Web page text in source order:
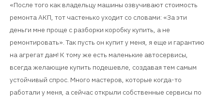
«После того как владельцу машины озвучивают стоимость
ремонта АКП, тот частенько уходит со словами: «За эти
деньги мне проще с разборки коробку купить, а не
ремонтировать». Так пусть он купит у меня, я еще и гарантию
на агрегат дам! К тому же есть маленькие автосервисы,
всегда желающие купить подешевле, создавая тем самым
устойчивый спрос. Много мастеров, которые когда-то
работали у меня, а сейчас открыли собственные сервисы по